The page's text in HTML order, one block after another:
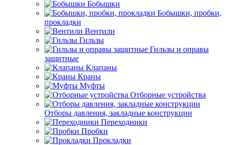
Бобышки
Бобышки, пробки,
прокладки
Вентили
Гильзы
Гильзы и оправы
защитные
Клапаны
Краны
Муфты
Отборные устройства
Отборы давления, закладные конструкции
Переходники
Пробки
Прокладки